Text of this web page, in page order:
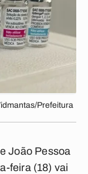
Prefeitura
João Pessoa
feira (18) vai